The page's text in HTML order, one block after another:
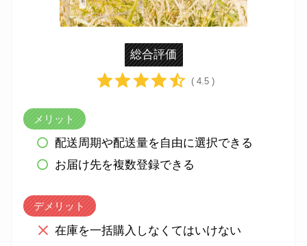
総合評価
( 4.5 )
メリット
配送周期や配送量を自由に選択できる
お届け先を複数登録できる
デメリット
在庫を一括購入しなくてはいけない